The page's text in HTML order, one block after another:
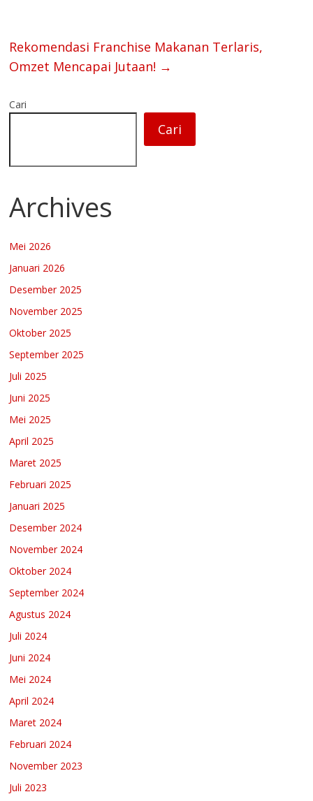
Rekomendasi Franchise Makanan Terlaris,
Omzet Mencapai Jutaan! →
Cari
Cari
Archives
Mei 2026
Januari 2026
Desember 2025
November 2025
Oktober 2025
September 2025
Juli 2025
Juni 2025
Mei 2025
April 2025
Maret 2025
Februari 2025
Januari 2025
Desember 2024
November 2024
Oktober 2024
September 2024
Agustus 2024
Juli 2024
Juni 2024
Mei 2024
April 2024
Maret 2024
Februari 2024
November 2023
Juli 2023